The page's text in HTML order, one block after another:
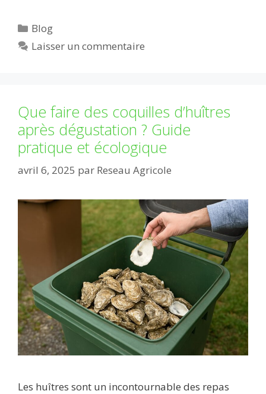
Catégories
Blog
Laisser un commentaire
Que faire des coquilles d’huîtres
après dégustation ? Guide
pratique et écologique
avril 6, 2025 par Reseau Agricole
Les huîtres sont un incontournable des repas